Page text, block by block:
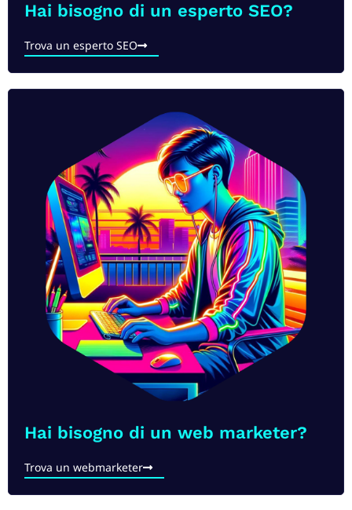
Hai bisogno di un esperto SEO?​
Trova un esperto SEO
Hai bisogno di un web marketer?​
Trova un webmarketer